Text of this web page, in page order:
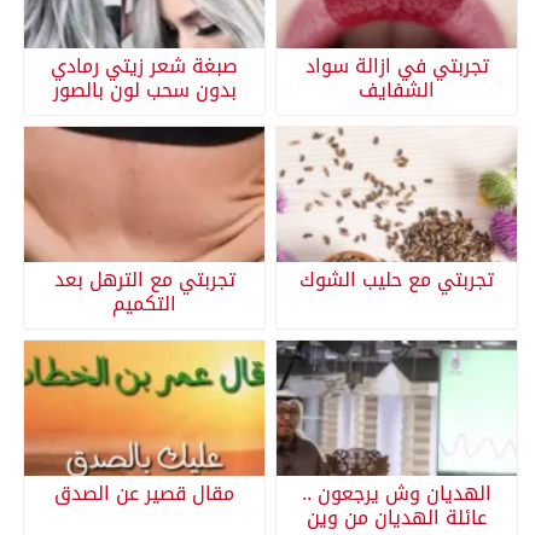
تجربتي في ازالة سواد
الشفايف
صبغة شعر زيتي رمادي
بدون سحب لون بالصور
تجربتي مع حليب الشوك تجربتي مع الترهل بعد
التكميم
الهديان وش يرجعون ..
عائلة الهديان من وين
مقال قصير عن الصدق